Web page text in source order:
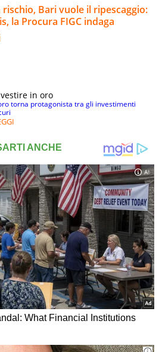
rischio, Bari vuole il ripescaggio:
la Procura FIGC indaga
in oro
torna protagonista tra gli investimenti